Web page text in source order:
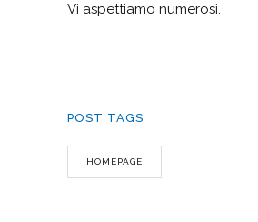
Vi aspettiamo numerosi.
POST TAGS
HOMEPAGE